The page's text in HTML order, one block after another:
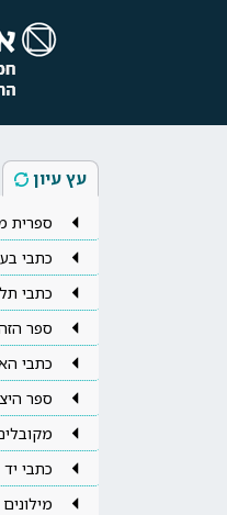
עץ עיון
ספרית
כתבי
כתבי
ספר
כתבי
ספר
כתבי
מילונים